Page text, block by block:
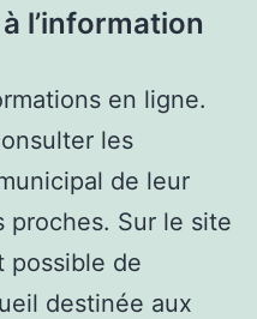
l’information
en ligne.
les
de leur
proches. Sur le site
possible de
destinée aux